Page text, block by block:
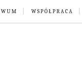
WSPÓŁPRACA